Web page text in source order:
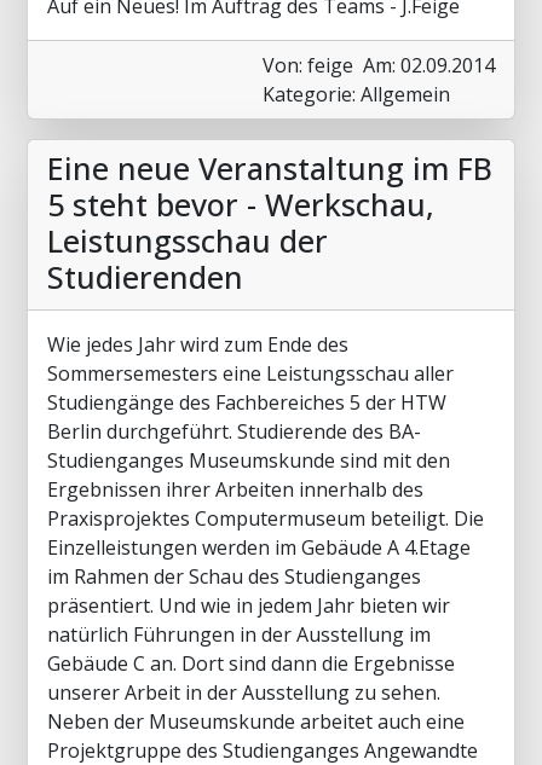
Auf ein Neues! Im Auftrag des Teams - J.Feige
Von: feige Am: 02.09.2014
Kategorie: Allgemein
Eine neue Veranstaltung im FB
5 steht bevor - Werkschau,
Leistungsschau der
Studierenden
Wie jedes Jahr wird zum Ende des
Sommersemesters eine Leistungsschau aller
Studiengänge des Fachbereiches 5 der HTW
Berlin durchgeführt. Studierende des BA-
Studienganges Museumskunde sind mit den
Ergebnissen ihrer Arbeiten innerhalb des
Praxisprojektes Computermuseum beteiligt. Die
Einzelleistungen werden im Gebäude A 4.Etage
im Rahmen der Schau des Studienganges
präsentiert. Und wie in jedem Jahr bieten wir
natürlich Führungen in der Ausstellung im
Gebäude C an. Dort sind dann die Ergebnisse
unserer Arbeit in der Ausstellung zu sehen.
Neben der Museumskunde arbeitet auch eine
Projektgruppe des Studienganges Angewandte